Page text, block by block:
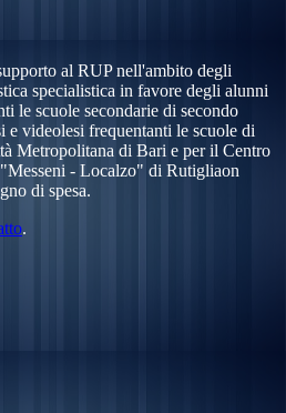
al RUP nell'ambito degli
specialistica in favore degli alunni
le scuole secondarie di secondo
e videolesi frequentanti le scuole di
Metropolitana di Bari e per il Centro
- Localzo" di Rutigliaon
di spesa.
.